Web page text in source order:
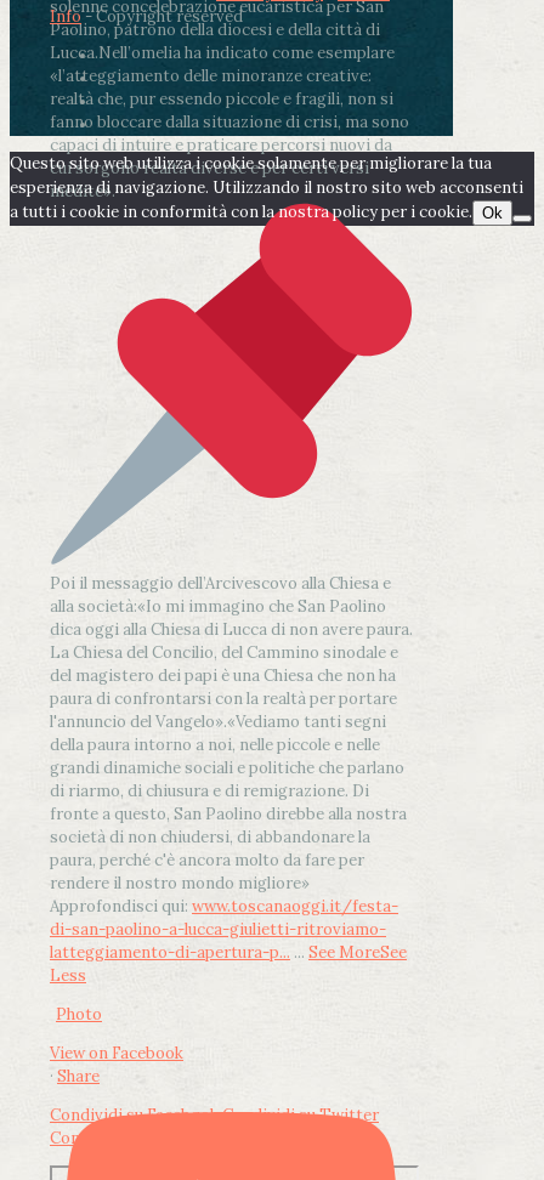
solenne concelebrazione eucaristica per San
Paolino, patrono della diocesi e della città di
Lucca.Nell’omelia ha indicato come esemplare
«l’atteggiamento delle minoranze creative:
realtà che, pur essendo piccole e fragili, non si
fanno bloccare dalla situazione di crisi, ma sono
capaci di intuire e praticare percorsi nuovi da
cui sorgono realtà diverse e per certi versi
inedite».
Poi il messaggio dell’Arcivescovo alla Chiesa e
alla società:«Io mi immagino che San Paolino
dica oggi alla Chiesa di Lucca di non avere paura.
La Chiesa del Concilio, del Cammino sinodale e
del magistero dei papi è una Chiesa che non ha
paura di confrontarsi con la realtà per portare
l'annuncio del Vangelo».«Vediamo tanti segni
della paura intorno a noi, nelle piccole e nelle
grandi dinamiche sociali e politiche che parlano
di riarmo, di chiusura e di remigrazione. Di
fronte a questo, San Paolino direbbe alla nostra
società di non chiudersi, di abbandonare la
paura, perché c'è ancora molto da fare per
rendere il nostro mondo migliore»
Approfondisci qui: www.toscanaoggi.it/festa-
di-san-paolino-a-lucca-giulietti-ritroviamo-
latteggiamento-di-apertura-p... ... See MoreSee
Less
Photo
View on Facebook
· Share
Condividi su FacebookCondividi su Twitter
Condividi su LinkedIn
Info- Copyright reserved
Questo sito web utilizza i cookie solamente per migliorare la tua
esperienza di navigazione. Utilizzando il nostro sito web acconsenti
a tutti i cookie in conformità con la nostra policy per i cookie. Ok